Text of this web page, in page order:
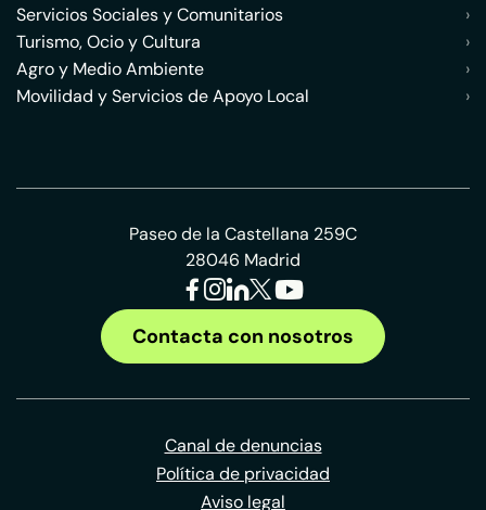
Servicios Sociales y Comunitarios
›
Turismo, Ocio y Cultura
›
Agro y Medio Ambiente
›
Movilidad y Servicios de Apoyo Local
›
Paseo de la Castellana 259C
28046 Madrid
Contacta con nosotros
Canal de denuncias
Política de privacidad
Aviso legal